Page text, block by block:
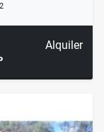
2
Alquiler